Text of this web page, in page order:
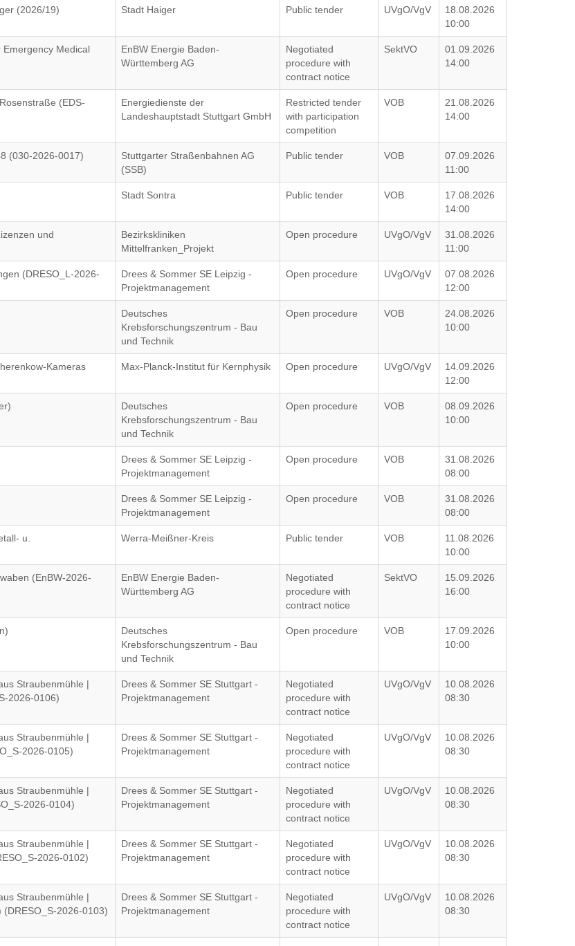
(2026/19) Stadt Haiger Public tender UVgO/VgV
18.08.2026
10:00
Emergency Medical
EnBW Energie Baden-
Württemberg AG
Negotiated
procedure with
contract notice
SektVO
01.09.2026
14:00
(EDS-
Energiedienste der
Landeshauptstadt Stuttgart GmbH
Restricted tender
with participation
competition
VOB
21.08.2026
14:00
(030-2026-0017)
Stuttgarter Straßenbahnen AG
(SSB)
Public tender VOB
07.09.2026
11:00
Stadt Sontra Public tender VOB
17.08.2026
14:00
und
Bezirkskliniken
Mittelfranken_Projekt
Open procedure UVgO/VgV
31.08.2026
11:00
(DRESO_L-2026-
Drees & Sommer SE Leipzig -
Projektmanagement
Open procedure UVgO/VgV
07.08.2026
12:00
Deutsches
Krebsforschungszentrum - Bau
und Technik
Open procedure VOB
24.08.2026
10:00
Kameras
Max-Planck-Institut für Kernphysik Open procedure UVgO/VgV
14.09.2026
12:00
Deutsches
Krebsforschungszentrum - Bau
und Technik
Open procedure VOB
08.09.2026
10:00
Drees & Sommer SE Leipzig -
Projektmanagement
Open procedure VOB
31.08.2026
08:00
Drees & Sommer SE Leipzig -
Projektmanagement
Open procedure VOB
31.08.2026
08:00
u.
Werra-Meißner-Kreis Public tender VOB
11.08.2026
10:00
(EnBW-2026-
EnBW Energie Baden-
Württemberg AG
Negotiated
procedure with
contract notice
SektVO
15.09.2026
16:00
Deutsches
Krebsforschungszentrum - Bau
und Technik
Open procedure VOB
17.09.2026
10:00
Straubenmühle |
2026-0106)
Drees & Sommer SE Stuttgart -
Projektmanagement
Negotiated
procedure with
contract notice
UVgO/VgV
10.08.2026
08:30
Straubenmühle |
2026-0105)
Drees & Sommer SE Stuttgart -
Projektmanagement
Negotiated
procedure with
contract notice
UVgO/VgV
10.08.2026
08:30
Straubenmühle |
2026-0104)
Drees & Sommer SE Stuttgart -
Projektmanagement
Negotiated
procedure with
contract notice
UVgO/VgV
10.08.2026
08:30
Straubenmühle |
2026-0102)
Drees & Sommer SE Stuttgart -
Projektmanagement
Negotiated
procedure with
contract notice
UVgO/VgV
10.08.2026
08:30
Straubenmühle |
2026-0103)
Drees & Sommer SE Stuttgart -
Projektmanagement
Negotiated
procedure with
contract notice
UVgO/VgV
10.08.2026
08:30